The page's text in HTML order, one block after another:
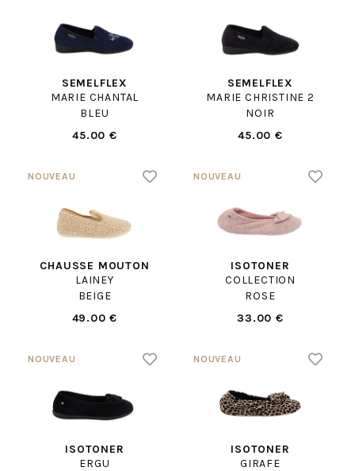
SEMELFLEX
MARIE CHANTAL
BLEU
45.00 €
SEMELFLEX
MARIE CHRISTINE 2
NOIR
45.00 €
CHAUSSE MOUTON
LAINEY
BEIGE
49.00 €
ISOTONER
COLLECTION
ROSE
33.00 €
ISOTONER
ERGU
ISOTONER
GIRAFE